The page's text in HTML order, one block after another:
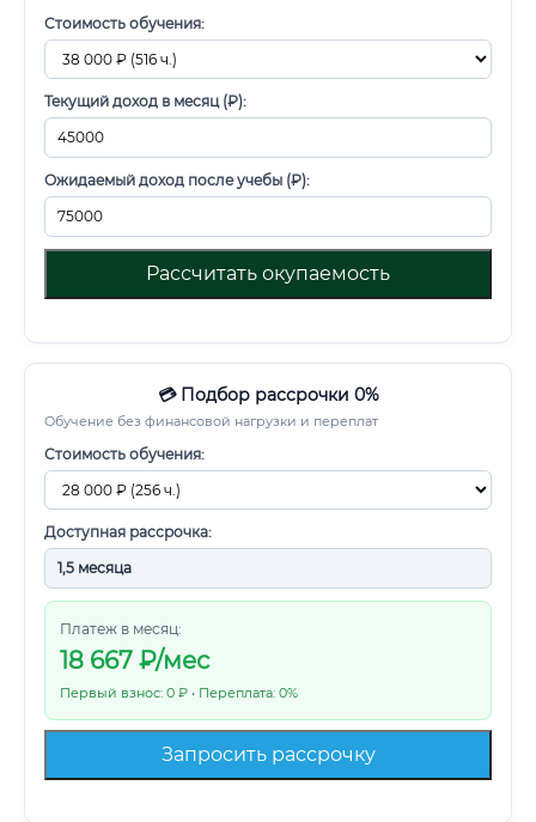
Стоимость обучения:
Текущий доход в месяц (₽):
Ожидаемый доход после учебы (₽):
Рассчитать окупаемость
💳 Подбор рассрочки 0%
Обучение без финансовой нагрузки и переплат
Стоимость обучения:
Доступная рассрочка:
Платеж в месяц:
18 667 ₽/мес
Первый взнос: 0 ₽ • Переплата: 0%
Запросить рассрочку